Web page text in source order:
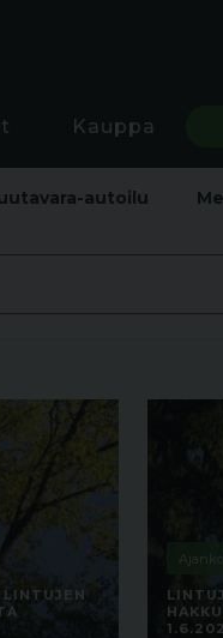
Kauppa
autoilu